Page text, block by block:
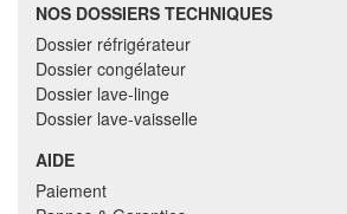
NOS DOSSIERS TECHNIQUES
Dossier réfrigérateur
Dossier congélateur
Dossier lave-linge
Dossier lave-vaisselle
AIDE
Paiement